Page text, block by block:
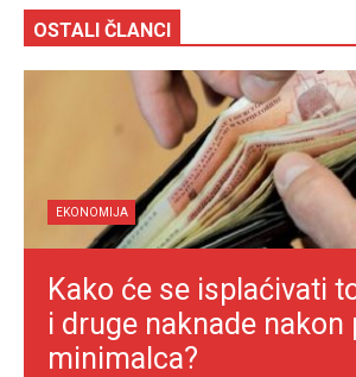
OSTALI ČLANCI
EKONOMIJA
Kako će se isplaćivati
i druge naknade nakon
minimalca?